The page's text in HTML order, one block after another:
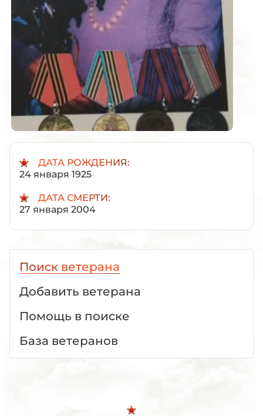
ДАТА РОЖДЕНИЯ:
24 января 1925
ДАТА СМЕРТИ:
27 января 2004
Поиск ветерана
Добавить ветерана
Помощь в поиске
База ветеранов